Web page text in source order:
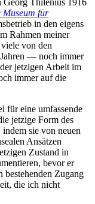
Georg Thilenius 1916
Museum für
in den eigens
Rahmen meiner
von den
— noch immer
jetzigen Arbeit im
immer auf die
für eine umfassende
jetzige Form des
sie von neuen
Ansätzen
Zustand in
bevor er
bestehenden Zugang
die ich nicht